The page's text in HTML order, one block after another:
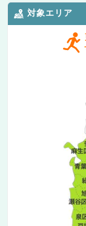
対象エリア